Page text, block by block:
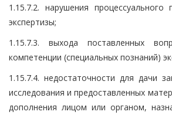
1.15.7.2. нарушения процессуального
экспертизы;
1.15.7.3. выхода поставленных
компетенции (специальных познаний)
1.15.7.4. недостаточности для дачи
исследования и предоставленных
дополнения лицом или органом,